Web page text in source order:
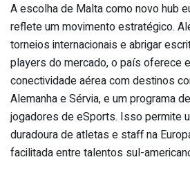
A escolha de Malta como novo hub
reflete um movimento estratégico.
torneios internacionais e abrigar
players do mercado, o país oferece
conectividade aérea com destinos
Alemanha e Sérvia, e um programa
jogadores de eSports. Isso permite
duradoura de atletas e staff na
facilitada entre talentos sul-